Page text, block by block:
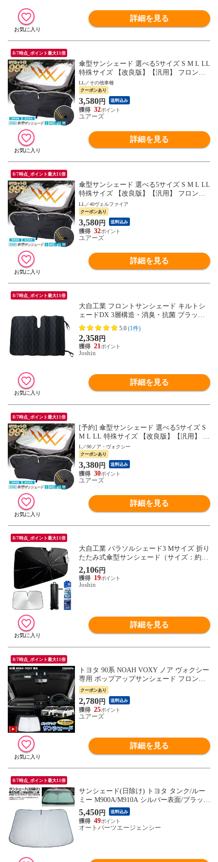
詳細を見る
8/7時点_ポイント最大11倍
傘型サンシェード 選べる5サイズ S M L LL
特殊サイズ 【改良版】【汎用】 フロント
用 フロントガラス uvカット 紫外線カット
紫外線対策 日除け 遮光 車用 日焼け対策
プライバシー保護 傘 [1]
LL／その他車種
クーポンあり
3,580円 送料込み
32
ユアーズ
詳細を見る
8/7時点_ポイント最大11倍
傘型サンシェード 選べる5サイズ S M L LL
特殊サイズ 【改良版】【汎用】 フロント
用 フロントガラス uvカット 紫外線カット
紫外線対策 日除け 遮光 車用 日焼け対策
プライバシー保護 傘 [1]
LL／40ヴェルファイア
クーポンあり
3,580円 送料込み
32
ユアーズ
詳細を見る
8/7時点_ポイント最大11倍
大自工業 フロントサンシェード キルトシ
ェードDX 3層構造・消臭・抗菌 ブラック/
シルバー・リバーシブルタイプ Lサイズ・
約1350（W)×800（H)mm meltec PBK-52
【返品種別A】
5.0 (1件)
2,358円
21
Joshin
詳細を見る
8/7時点_ポイント最大11倍
[予約] 傘型サンシェード 選べる5サイズ S
M L LL 特殊サイズ 【改良版】【汎用】 フ
ロント用 フロントガラス uvカット 紫外線
カット 紫外線対策 日除け 遮光 車用 日焼
け対策 プライバシー保護 傘 [1]
L／90ノア・ヴォクシー
クーポンあり
3,380円 送料込み
30
ユアーズ
詳細を見る
8/7時点_ポイント最大11倍
大自工業 パラソルシェード3 Mサイズ 折り
たたみ式傘型サンシェード（サイズ：約13
50×750mm） Meltec PS-26 【返品種別A】
2,106円
19
Joshin
詳細を見る
8/7時点_ポイント最大11倍
トヨタ 90系 NOAH VOXY ノア ヴォクシー
専用 ポップアップサンシェード フロント
用 UVカット 日除け 遮光 車用 収納ケース
付き 送料無料 トヨタ TOYOTA [7]A
クーポンあり
2,780円 送料込み
25
ユアーズ
詳細を見る
8/7時点_ポイント最大11倍
サンシェード(日除け) トヨタ タンク/ルー
ミー M900A/M910A シルバー表面/ブラック
裏面 厚手型 ワンタッチタイプ フロントガ
ラス用 入数：1枚 AP-FSH-C-015
5,450円 送料込み
49
オートパーツエージェンシー